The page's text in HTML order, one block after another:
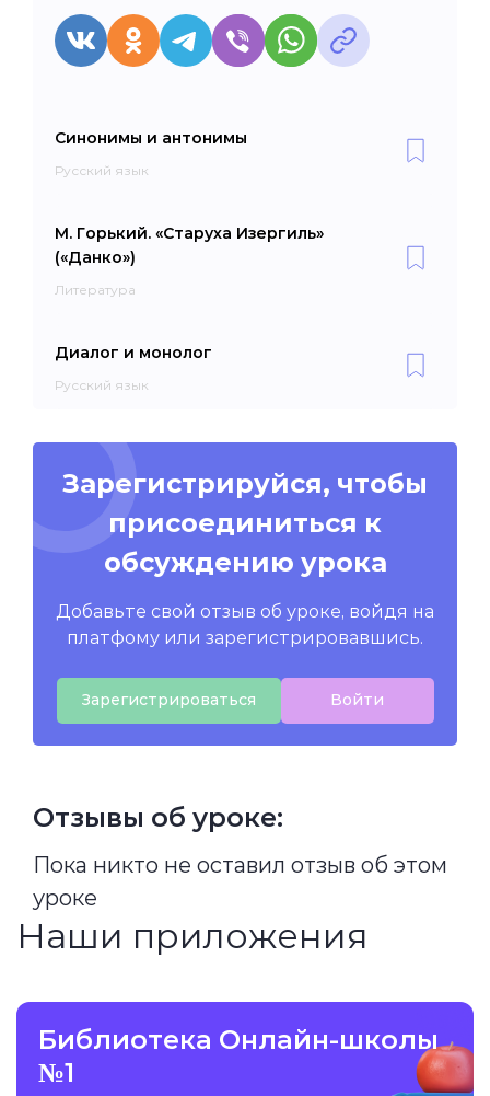
Синонимы и антонимы
Русский язык
М. Горький. «Старуха Изергиль»
(«Данко»)
Литература
Диалог и монолог
Русский язык
Зарегистрируйся, чтобы
присоединиться к
обсуждению урока
Добавьте свой отзыв об уроке, войдя на
платфому или зарегистрировавшись.
Зарегистрироваться Войти
Отзывы об уроке:
Пока никто не оставил отзыв об этом
уроке
Наши приложения
Библиотека Онлайн-школы
№1